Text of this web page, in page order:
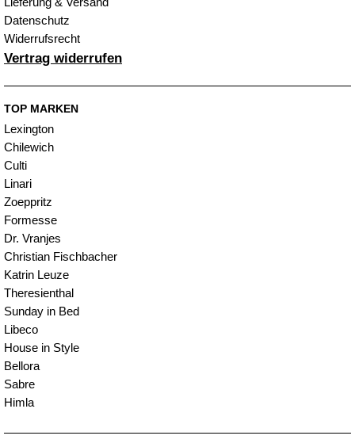
Datenschutz
Widerrufsrecht
Vertrag widerrufen
TOP MARKEN
Lexington
Chilewich
Culti
Linari
Zoeppritz
Formesse
Dr. Vranjes
Christian Fischbacher
Katrin Leuze
Theresienthal
Sunday in Bed
Libeco
House in Style
Bellora
Sabre
Himla